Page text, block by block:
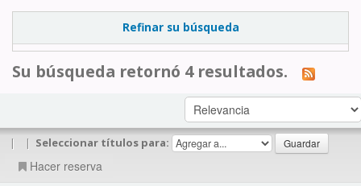
Refinar su búsqueda
Su búsqueda retornó 4 resultados.
| | Seleccionar títulos para:
Hacer reserva